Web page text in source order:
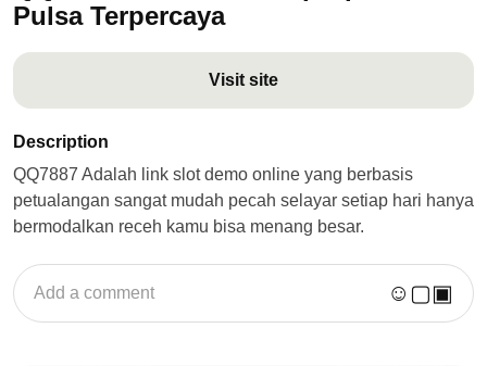
Pulsa Terpercaya
Visit site
Description
QQ7887 Adalah link slot demo online yang berbasis
petualangan sangat mudah pecah selayar setiap hari hanya
bermodalkan receh kamu bisa menang besar.
Add a comment ☺ ▢▣